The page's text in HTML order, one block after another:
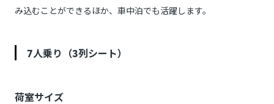
み込むことができるほか、車中泊でも活躍します。
7人乗り（3列シート）
荷室サイズ